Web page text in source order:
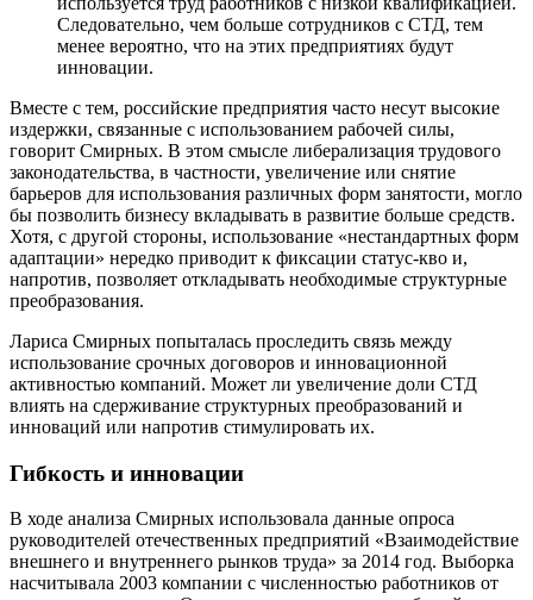
Следовательно, чем больше сотрудников с СТД, тем
менее вероятно, что на этих предприятиях будут
инновации.
Вместе с тем, российские предприятия часто несут высокие
издержки, связанные с использованием рабочей силы,
говорит Смирных. В этом смысле либерализация трудового
законодательства, в частности, увеличение или снятие
барьеров для использования различных форм занятости, могло
бы позволить бизнесу вкладывать в развитие больше средств.
Хотя, с другой стороны, использование «нестандартных форм
адаптации» нередко приводит к фиксации статус-кво и,
напротив, позволяет откладывать необходимые структурные
преобразования.
Лариса Смирных попыталась проследить связь между
использование срочных договоров и инновационной
активностью компаний. Может ли увеличение доли СТД
влиять на сдерживание структурных преобразований и
инноваций или напротив стимулировать их.
Гибкость и инновации
В ходе анализа Смирных использовала данные опроса
руководителей отечественных предприятий «Взаимодействие
внешнего и внутреннего рынков труда» за 2014 год. Выборка
насчитывала 2003 компании с численностью работников от